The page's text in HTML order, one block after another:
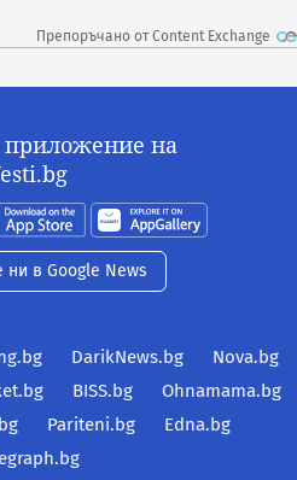
Препоръчано от Content Exchange
на
ни в Google News
DarikNews.bg
Nova.bg
BISS.bg
Ohnamama.bg
Pariteni.bg
Edna.bg